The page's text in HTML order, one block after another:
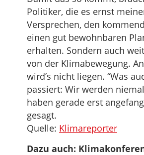
Politiker, die es ernst
Versprechen, den
einen gut bewohnbaren
erhalten. Sondern auch
von der Klimabewegung.
wird’s nicht liegen. “Was
passiert: Wir werden
haben gerade erst
gesagt.
Quelle: Klimareporter
Dazu auch: